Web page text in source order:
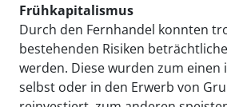
Frühkapitalismus
Durch den Fernhandel konnten
bestehenden Risiken
werden. Diese wurden zum einen
selbst oder in den Erwerb von